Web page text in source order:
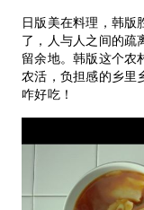
日版美在料理，韩版
了，人与人之间的疏
留余地。韩版这个农
农活，负担感的乡里
咋好吃！